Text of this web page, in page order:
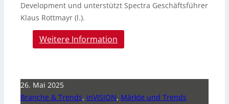
Development und unterstützt Spectra Geschäftsführer
Klaus Rottmayr (l.).
Weitere Information
26. Mai 2025
Branche & Trends, inVISION, Märkte und Trends